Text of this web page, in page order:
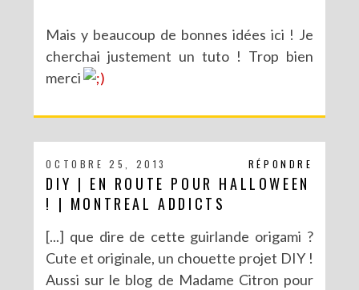
Mais y beaucoup de bonnes idées ici ! Je
cherchai justement un tuto ! Trop bien
merci
RÉPONDRE
OCTOBRE 25, 2013
DIY | EN ROUTE POUR HALLOWEEN
! | MONTREAL ADDICTS
[...] que dire de cette guirlande origami ?
Cute et originale, un chouette projet DIY !
Aussi sur le blog de Madame Citron pour